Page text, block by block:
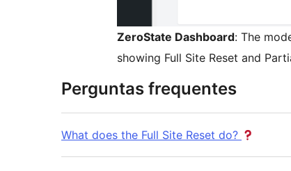
ZeroState Dashboard: The
showing Full Site Reset and
Perguntas frequentes
What does the Full Site Reset do?